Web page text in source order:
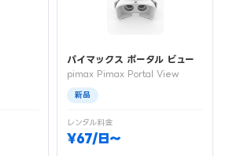
パイマックス ポータル ビュー
pimax Pimax Portal View
新品
レンタル料金
¥67/日〜